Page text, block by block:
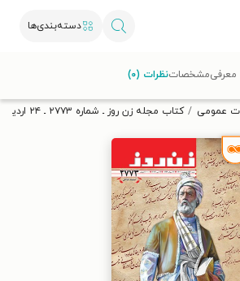
دسته‌بندی‌ها
تخفیف از طاقچه دریافت کن.
عمومی کتاب مجله زن روز ـ شماره ۲۷۷۳ ـ ۲۴ اردیبهشت ماه ۱۴۰۱
معرفیمشخصاتنظرات (۰)